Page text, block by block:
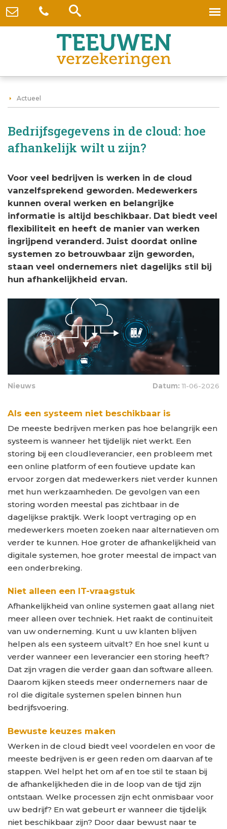
Actueel
Bedrijfsgegevens in de cloud: hoe
afhankelijk wilt u zijn?
Voor veel bedrijven is werken in de cloud
vanzelfsprekend geworden. Medewerkers
kunnen overal werken en belangrijke
informatie is altijd beschikbaar. Dat biedt veel
flexibiliteit en heeft de manier van werken
ingrijpend veranderd. Juist doordat online
systemen zo betrouwbaar zijn geworden,
staan veel ondernemers niet dagelijks stil bij
hun afhankelijkheid ervan.
Nieuws Datum:11-06-2026
Als een systeem niet beschikbaar is
De meeste bedrijven merken pas hoe belangrijk een
systeem is wanneer het tijdelijk niet werkt. Een
storing bij een cloudleverancier, een probleem met
een online platform of een foutieve update kan
ervoor zorgen dat medewerkers niet verder kunnen
met hun werkzaamheden. De gevolgen van een
storing worden meestal pas zichtbaar in de
dagelijkse praktijk. Werk loopt vertraging op en
medewerkers moeten zoeken naar alternatieven om
verder te kunnen. Hoe groter de afhankelijkheid van
digitale systemen, hoe groter meestal de impact van
een onderbreking.
Niet alleen een IT-vraagstuk
Afhankelijkheid van online systemen gaat allang niet
meer alleen over techniek. Het raakt de continuïteit
van uw onderneming. Kunt u uw klanten blijven
helpen als een systeem uitvalt? En hoe snel kunt u
verder wanneer een leverancier een storing heeft?
Dat zijn vragen die verder gaan dan software alleen.
Daarom kijken steeds meer ondernemers naar de
rol die digitale systemen spelen binnen hun
bedrijfsvoering.
Bewuste keuzes maken
Werken in de cloud biedt veel voordelen en voor de
meeste bedrijven is er geen reden om daarvan af te
stappen. Wel helpt het om af en toe stil te staan bij
de afhankelijkheden die in de loop van de tijd zijn
ontstaan. Welke processen zijn echt onmisbaar voor
uw bedrijf? En wat gebeurt er wanneer die tijdelijk
niet beschikbaar zijn? Door daar bewust naar te